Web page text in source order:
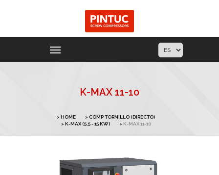
K-MAX 11-10
HOME
COMP TORNILLO (DIRECTO)
K-MAX (5,5 - 15 KW)
K-MAX 11-10